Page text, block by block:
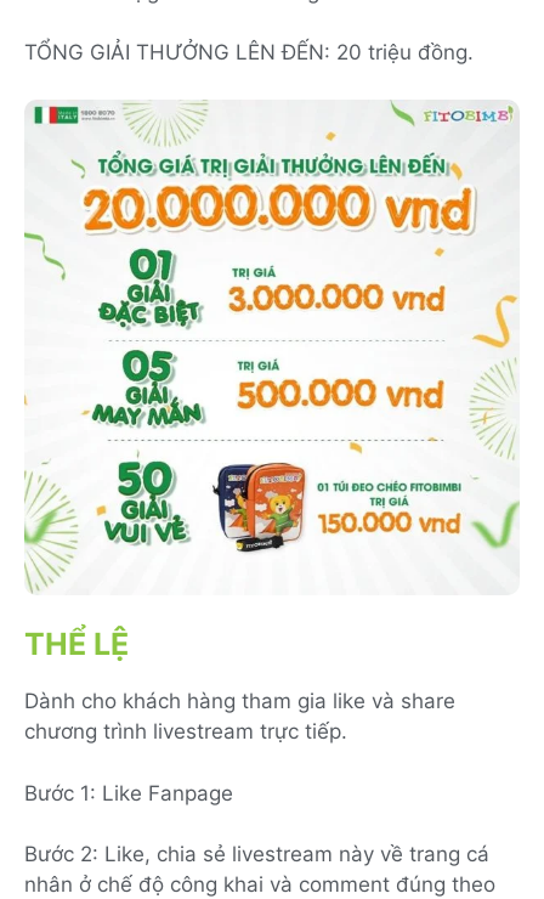
TỔNG GIẢI THƯỞNG LÊN ĐẾN: 20 triệu đồng.
THỂ LỆ
Dành cho khách hàng tham gia like và share
chương trình livestream trực tiếp.
Bước 1: Like Fanpage
Bước 2: Like, chia sẻ livestream này về trang cá
nhân ở chế độ công khai và comment đúng theo